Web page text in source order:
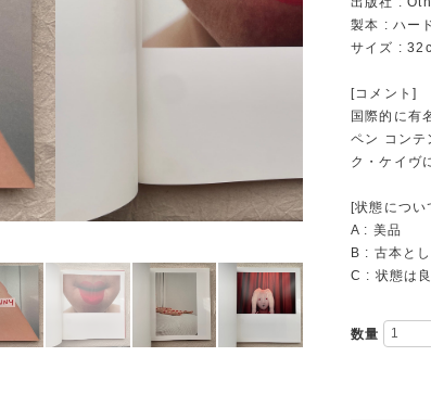
製本 : ハー
サイズ :
[コメント]
国際的に有
ペン コンテ
ク・ケイヴ
[状態につい
A : 美品
B : 古本と
C : 状態は
数量